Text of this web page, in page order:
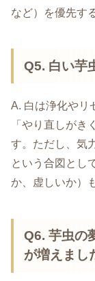
など）を優先す
Q5. 白い芋
A. 白は浄化やリ
「やり直しがき
す。ただし、気
という合図とし
か、虚しいか）
Q6. 芋虫の
が増えまし